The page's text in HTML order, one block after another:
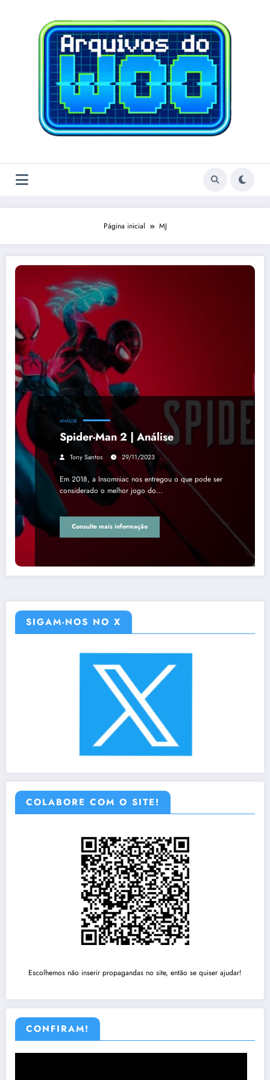
Página inicial MJ
ANÁLISE
Spider-Man 2 | Análise
Tony Santos 29/11/2023
Em 2018, a Insomniac nos entregou o que pode ser
considerado o melhor jogo do…
Consulte mais informação
SIGAM-NOS NO X
COLABORE COM O SITE!
Escolhemos não inserir propagandas no site, então se quiser ajudar!
CONFIRAM!